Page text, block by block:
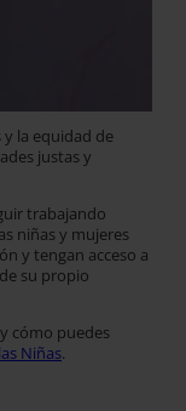
la equidad de
justas y
trabajando
niñas y mujeres
y tengan acceso a
su propio
cómo puedes
Niñas.